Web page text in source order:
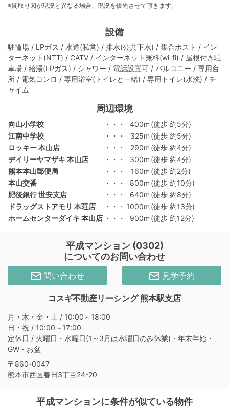
※間取り図が現況と異なる場合、現況を優先させて頂きます。
設備
駐輪場 / LPガス / 水道(私営) / 排水(公共下水) / 集合ポスト / イン
ターネット(NTT) / CATV / インターネット無料(wi-fi) / 屋根付き駐
車場 / 給湯(LPガス) / シャワー / 電話設置可 / バルコニー / 専用台
所 / 電気コンロ / 専用浴室(トイレと一緒) / 専用トイレ(水洗) / チ
ャイム
周辺環境
向山小学校 ・・・ 400m (徒歩 約5分)
江南中学校
・・・ 325m (徒歩 約5分)
ロッキー 本山店
・・・ 290m (徒歩 約4分)
デイリーヤマザキ 本山店
・・・ 300m (徒歩 約4分)
熊本本山郵便局
・・・ 160m (徒歩 約2分)
本山交番
・・・ 800m (徒歩 約10分)
肥後銀行 世安支店
・・・ 640m (徒歩 約8分)
ドラッグストアモリ 本荘店
・・・ 1000m (徒歩 約13分)
ホームセンターダイキ 本山店 ・・・ 900m (徒歩 約12分)
平成マンション (0302)
についてのお問い合わせ
問い合わせ 見学予約
コスギ不動産リーシング 熊本駅支店
月・木・金・土 / 10:00～18:00
日・祝 / 10:00～17:00
定休日 / 火曜日・水曜日(1～3月は水曜日のみ休業)・年末年始・
GW・お盆
〒860-0047
熊本市西区春日3丁目24-20
平成マンションに条件が似ている物件